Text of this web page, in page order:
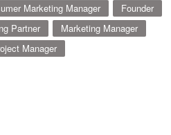
Marketing Manager
Founder
Partner
Marketing Manager
Manager